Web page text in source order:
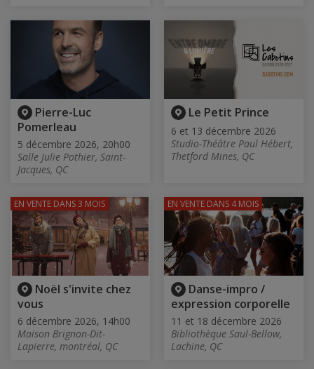
Pierre-Luc
Pomerleau
5 décembre 2026, 20h00
Salle Julie Pothier, Saint-
Jacques, QC
Le Petit Prince
6 et 13 décembre 2026
Studio-Théâtre Paul Hébert,
Thetford Mines, QC
Noël s'invite chez
vous
6 décembre 2026, 14h00
Maison Brignon-Dit-
Lapierre, montréal, QC
EN VENTE DANS 3 MOIS
Danse-impro /
expression corporelle
11 et 18 décembre 2026
Bibliothèque Saul-Bellow,
Lachine, QC
EN VENTE DANS 4 MOIS